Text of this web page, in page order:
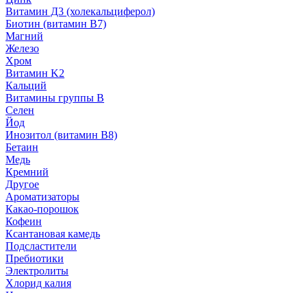
Витамин Д3 (холекальциферол)
Биотин (витамин B7)
Магний
Железо
Хром
Витамин K2
Кальций
Витамины группы B
Селен
Йод
Инозитол (витамин B8)
Бетаин
Медь
Кремний
Другое
Ароматизаторы
Какао-порошок
Кофеин
Ксантановая камедь
Подсластители
Пребиотики
Электролиты
Хлорид калия